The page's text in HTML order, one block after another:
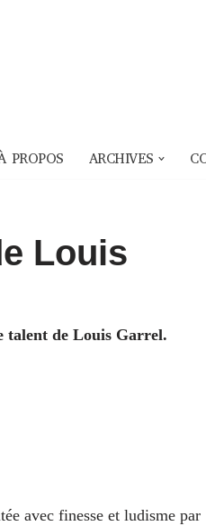
PROPOS ARCHIVES
Louis
talent de Louis Garrel.
avec finesse et ludisme par